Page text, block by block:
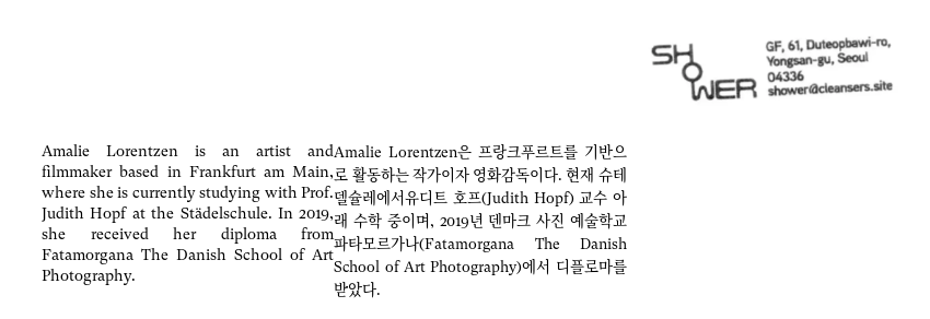
Amalie Lorentzen is an artist and
filmmaker based in Frankfurt am Main,
where she is currently studying with Prof.
Judith Hopf at the Städelschule. In 2019,
she received her diploma from
Fatamorgana The Danish School of Art
Photography.
Amalie Lorentzen은 프랑크푸르트를 기반으
로 활동하는 작가이자 영화감독이다. 현재 슈테
델슐레에서유디트 호프(Judith Hopf) 교수 아
래 수학 중이며, 2019년 덴마크 사진 예술학교
파타모르가나(Fatamorgana The Danish
School of Art Photography)에서 디플로마를
받았다.